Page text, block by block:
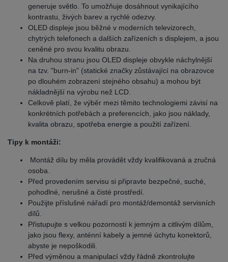
generuje světlo. To umožňuje dosáhnout vynikajícího
kontrastu, živých barev a rychlé odezvy.
OLED displeje jsou běžné v moderních televizorech,
chytrých telefonech a dalších zařízeních s displejem, a jsou
ceněné pro svou kvalitu obrazu.
Na druhou stranu jsou OLED displeje obvykle náchylnější
na tzv. "burn-in" (statické značky zůstávající na obrazovce
po dlouhém zobrazení stejného obsahu) a mohou být
nákladnější na výrobu než LCD.
Celkově platí, že výběr mezi těmito technologiemi závisí na
konkrétních potřebách a preferencích, jako jsou náklady,
kvalita obrazu, spotřeba energie a použití zařízení.
Tipy k montáži:
Montáž dílu by měla provádět vždy kvalifikovaná a zručná
osoba.
Před provedením servisu si připravte bezpečné, suché,
pohodlné, nerušné a čisté prostředí.
Použijte příslušné nářadí pro montáž/demontáž servisních
dílů.
Přistupujte s velkou pozorností k jemným a citlivým dílům,
jako jsou flexy, anténní kabely a jemné úchytu konektorů,
abyste je nepoškodili.
Před výměnou a manipulací vždy řádně zkontrolujte